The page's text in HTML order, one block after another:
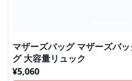
マザーズバッグ マザーズバ
グ 大容量リュック
¥5,060